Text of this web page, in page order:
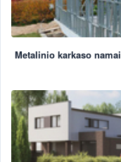
Metalinio karkaso namai